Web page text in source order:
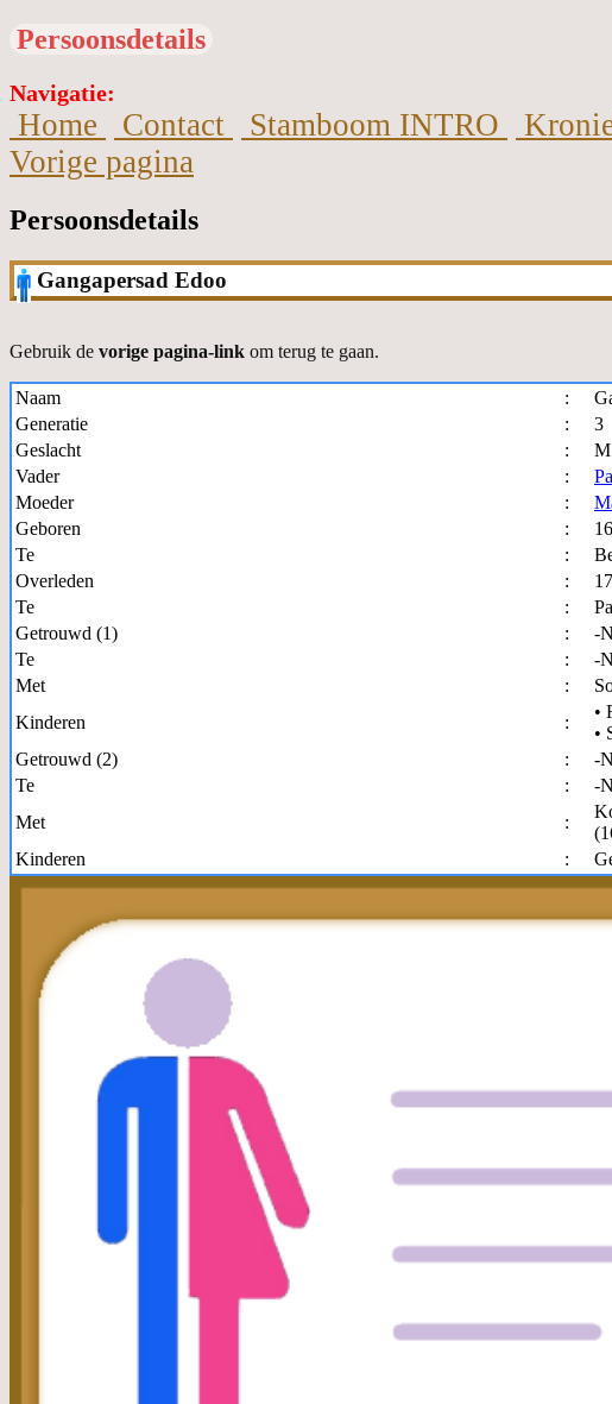
Persoonsdetails
Navigatie:
Home Contact Stamboom INTRO
Vorige pagina
Persoonsdetails
Gangapersad Edoo
Gebruik de vorige pagina-link om terug te gaan.
Naam :
Generatie
:
3
Geslacht
:
M
Vader
:
Moeder
:
Geboren
:
Te
:
Overleden
:
Te
:
Getrouwd (1)
:
-
Te
:
-
Met
:
Kinderen
:
•
•
Getrouwd (2)
:
-
Te
:
-
Met
:
Kinderen
: